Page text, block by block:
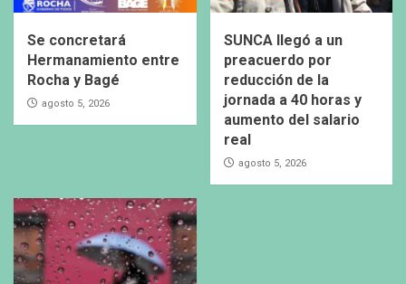
Se concretará
Hermanamiento entre
Rocha y Bagé
agosto 5, 2026
SUNCA llegó a un
preacuerdo por
reducción de la
jornada a 40 horas y
aumento del salario
real
agosto 5, 2026